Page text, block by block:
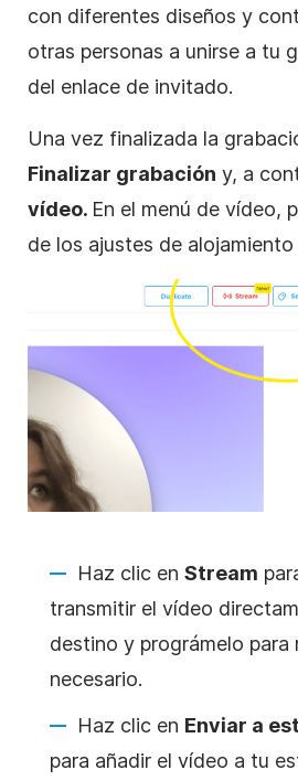
con diferentes diseños y
otras personas a unirse a tu
del enlace de invitado.
Una vez finalizada la
Finalizar grabación y, a
vídeo. En el menú de vídeo,
de los ajustes de
Haz clic en Stream
transmitir el vídeo
destino y prográmelo para
necesario.
Haz clic en Enviar a
para añadir el vídeo a tu